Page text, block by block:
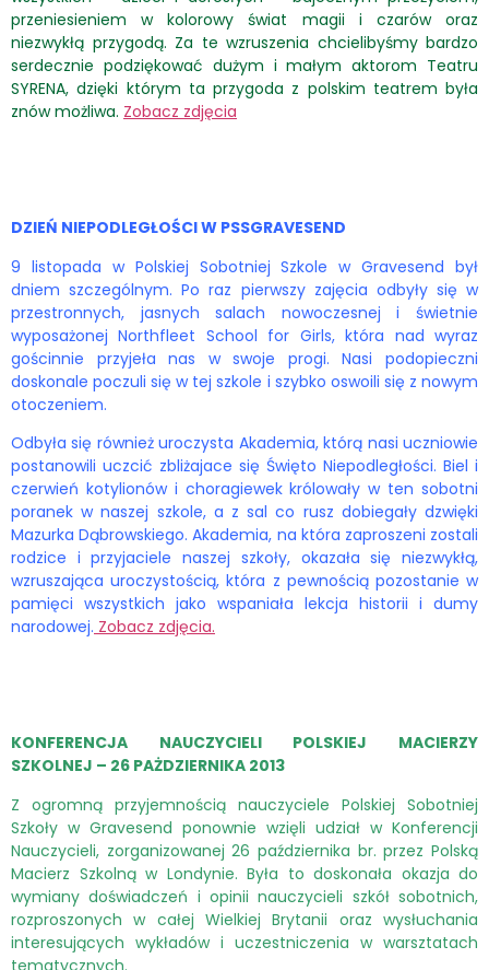
przeniesieniem w kolorowy świat magii i czarów oraz
niezwykłą przygodą. Za te wzruszenia chcielibyśmy bardzo
serdecznie podziękować dużym i małym aktorom Teatru
SYRENA, dzięki którym ta przygoda z polskim teatrem była
znów możliwa. Zobacz zdjęcia
DZIEŃ NIEPODLEGŁOŚCI W PSSGRAVESEND
9 listopada w Polskiej Sobotniej Szkole w Gravesend był
dniem szczególnym. Po raz pierwszy zajęcia odbyły się w
przestronnych, jasnych salach nowoczesnej i świetnie
wyposażonej Northfleet School for Girls, która nad wyraz
gościnnie przyjeła nas w swoje progi. Nasi podopieczni
doskonale poczuli się w tej szkole i szybko oswoili się z nowym
otoczeniem.
Odbyła się również uroczysta Akademia, którą nasi uczniowie
postanowili uczcić zbliżajace się Święto Niepodległości. Biel i
czerwień kotylionów i choragiewek królowały w ten sobotni
poranek w naszej szkole, a z sal co rusz dobiegały dzwięki
Mazurka Dąbrowskiego. Akademia, na która zaproszeni zostali
rodzice i przyjaciele naszej szkoły, okazała się niezwykłą,
wzruszająca uroczystością, która z pewnością pozostanie w
pamięci wszystkich jako wspaniała lekcja historii i dumy
narodowej. Zobacz zdjęcia.
KONFERENCJA NAUCZYCIELI POLSKIEJ MACIERZY
SZKOLNEJ – 26 PAŻDZIERNIKA 2013
Z ogromną przyjemnością nauczyciele Polskiej Sobotniej
Szkoły w Gravesend ponownie wzięli udział w Konferencji
Nauczycieli, zorganizowanej 26 października br. przez Polską
Macierz Szkolną w Londynie. Była to doskonała okazja do
wymiany doświadczeń i opinii nauczycieli szkół sobotnich,
rozproszonych w całej Wielkiej Brytanii oraz wysłuchania
interesujących wykładów i uczestniczenia w warsztatach
tematycznych.